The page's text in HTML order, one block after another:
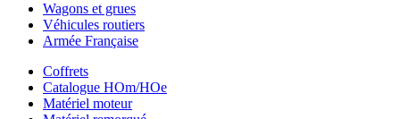
Wagons et grues
Véhicules routiers
Armée Française
Coffrets
Catalogue HOm/HOe
Matériel moteur